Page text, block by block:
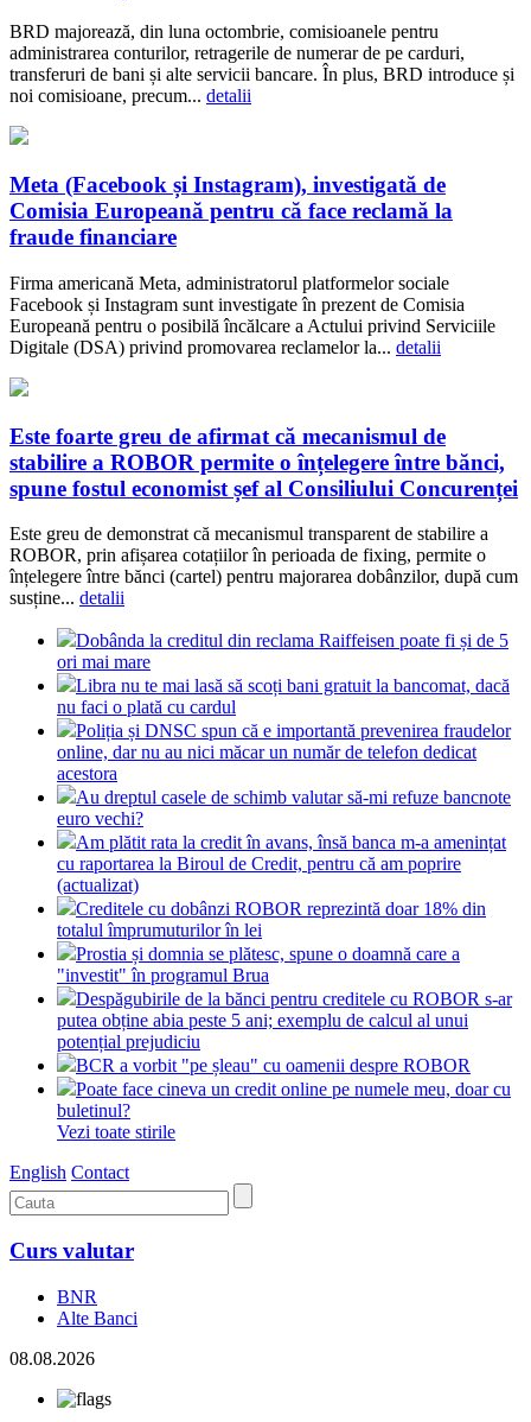
BRD majorează, din luna octombrie, comisioanele pentru
administrarea conturilor, retragerile de numerar de pe carduri,
transferuri de bani și alte servicii bancare. În plus, BRD introduce și
noi comisioane, precum... detalii
Meta (Facebook și Instagram), investigată de
Comisia Europeană pentru că face reclamă la
fraude financiare
Firma americană Meta, administratorul platformelor sociale
Facebook și Instagram sunt investigate în prezent de Comisia
Europeană pentru o posibilă încălcare a Actului privind Serviciile
Digitale (DSA) privind promovarea reclamelor la... detalii
Este foarte greu de afirmat că mecanismul de
stabilire a ROBOR permite o înțelegere între bănci,
spune fostul economist șef al Consiliului Concurenței
Este greu de demonstrat că mecanismul transparent de stabilire a
ROBOR, prin afișarea cotațiilor în perioada de fixing, permite o
înțelegere între bănci (cartel) pentru majorarea dobânzilor, după cum
susține... detalii
Dobânda la creditul din reclama Raiffeisen poate fi și de 5
ori mai mare
Libra nu te mai lasă să scoți bani gratuit la bancomat, dacă
nu faci o plată cu cardul
Poliția și DNSC spun că e importantă prevenirea fraudelor
online, dar nu au nici măcar un număr de telefon dedicat
acestora
Au dreptul casele de schimb valutar să-mi refuze bancnote
euro vechi?
Am plătit rata la credit în avans, însă banca m-a amenințat
cu raportarea la Biroul de Credit, pentru că am poprire
(actualizat)
Creditele cu dobânzi ROBOR reprezintă doar 18% din
totalul împrumuturilor în lei
Prostia și domnia se plătesc, spune o doamnă care a
"investit" în programul Brua
Despăgubirile de la bănci pentru creditele cu ROBOR s-ar
putea obține abia peste 5 ani; exemplu de calcul al unui
potențial prejudiciu
BCR a vorbit "pe șleau" cu oamenii despre ROBOR
Poate face cineva un credit online pe numele meu, doar cu
buletinul?
Vezi toate stirile
English Contact
Curs valutar
BNR
Alte Banci
08.08.2026